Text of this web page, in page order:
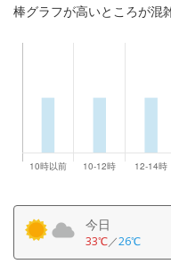
棒グラフが高いところが混
今日
33℃／26℃